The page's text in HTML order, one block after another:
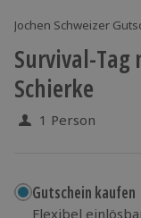
Jochen Schweizer
Survival-Tag
Schierke
1 Person
Gutschein kaufen
Flexibel